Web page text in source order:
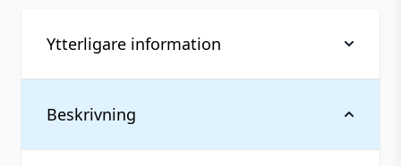
Beskrivning
Ytterligare information
Vikt
Antal
1 st